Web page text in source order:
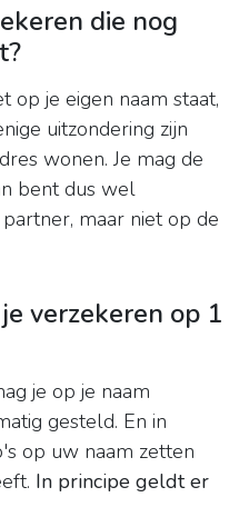
die nog
op je eigen naam staat,
uitzondering zijn
wonen. Je mag de
bent dus wel
maar niet op de
verzekeren op 1
je op je naam
gesteld. En in
op uw naam zetten
In principe geldt er